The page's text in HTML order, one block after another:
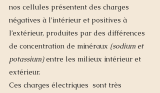
nos cellules présentent des charges
négatives à l’intérieur et positives à
l’extérieur, produites par des différences
de concentration de minéraux (sodium et
potassium) entre les milieux intérieur et
extérieur.
Ces charges électriques  sont très